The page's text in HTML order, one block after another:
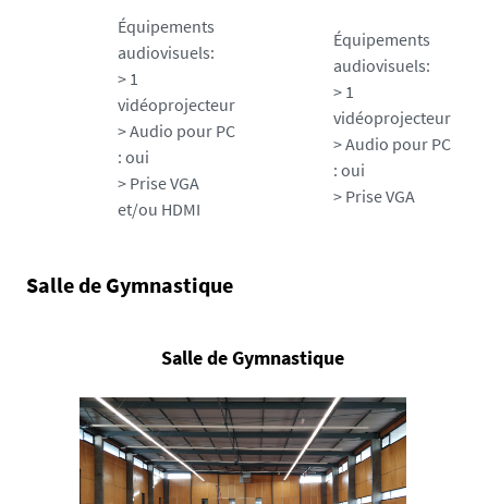
Équipements
audiovisuels:
> 1
vidéoprojecteur
> Audio pour PC
: oui
> Prise VGA
et/ou HDMI
Équipements
audiovisuels:
> 1
vidéoprojecteur
> Audio pour PC
: oui
> Prise VGA
Salle de Gymnastique
Salle de Gymnastique